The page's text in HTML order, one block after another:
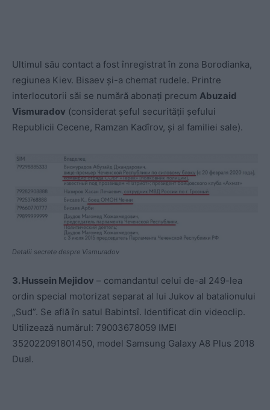
Ultimul său contact a fost înregistrat în zona Borodianka,
regiunea Kiev. Bisaev și-a chemat rudele. Printre
interlocutorii săi se numără abonați precum Abuzaid
Vismuradov (considerat șeful securității șefului
Republicii Cecene, Ramzan Kadîrov, și al familiei sale).
Detalii secrete despre Vismuradov
3. Hussein Mejidov – comandantul celui de-al 249-lea
ordin special motorizat separat al lui Jukov al batalionului
„Sud”. Se află în satul Babintsî. Identificat din videoclip.
Utilizează numărul: 79003678059 IMEI
352022091801450, model Samsung Galaxy A8 Plus 2018
Dual.